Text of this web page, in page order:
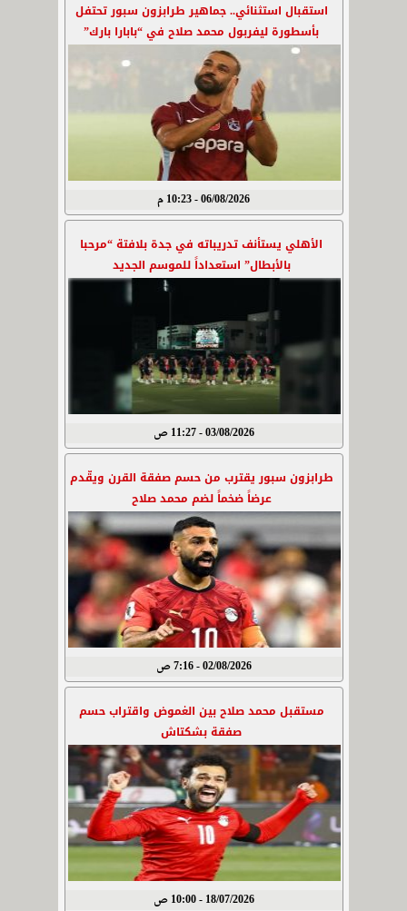
استقبال استثنائي.. جماهير طرابزون سبور تحتفل
بأسطورة ليفربول محمد صلاح في “بابارا بارك”
06/08/2026 - 10:23 م
الأهلي يستأنف تدريباته في جدة بلافتة “مرحبا
بالأبطال” استعداداً للموسم الجديد
03/08/2026 - 11:27 ص
طرابزون سبور يقترب من حسم صفقة القرن ويقّدم
عرضاً ضخماً لضم محمد صلاح
02/08/2026 - 7:16 ص
مستقبل محمد صلاح بين الغموض واقتراب حسم
صفقة بشكتاش
18/07/2026 - 10:00 ص